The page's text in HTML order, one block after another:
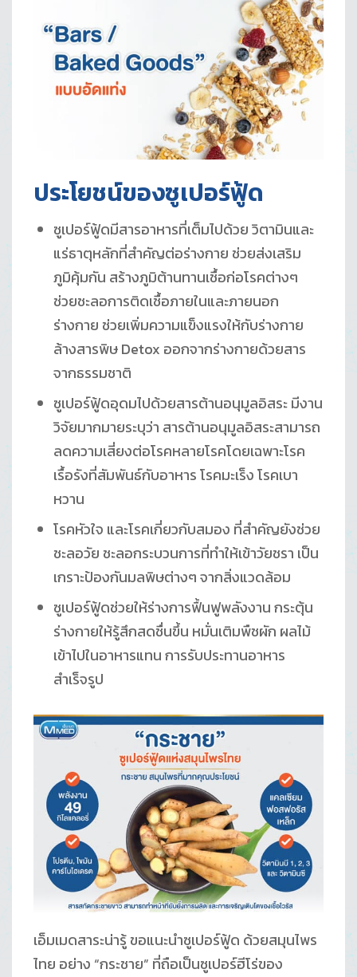
ประโยชน์ของซูเปอร์ฟู้ด
ซูเปอร์ฟู้ดมีสารอาหารที่เต็มไปด้วย วิตามินและ
แร่ธาตุหลักที่สำคัญต่อร่างกาย ช่วยส่งเสริม
ภูมิคุ้มกัน สร้างภูมิต้านทานเชื้อก่อโรคต่างๆ
ช่วยชะลอการติดเชื้อภายในและภายนอก
ร่างกาย ช่วยเพิ่มความแข็งแรงให้กับร่างกาย
ล้างสารพิษ Detox ออกจากร่างกายด้วยสาร
จากธรรมชาติ
ซูเปอร์ฟู้ดอุดมไปด้วยสารต้านอนุมูลอิสระ มีงาน
วิจัยมากมายระบุว่า สารต้านอนุมูลอิสระสามารถ
ลดความเสี่ยงต่อโรคหลายโรคโดยเฉพาะโรค
เรื้อรังที่สัมพันธ์กับอาหาร โรคมะเร็ง โรคเบา
หวาน
โรคหัวใจ และโรคเกี่ยวกับสมอง ที่สำคัญยังช่วย
ชะลอวัย ชะลอกระบวนการที่ทำให้เข้าวัยชรา เป็น
เกราะป้องกันมลพิษต่างๆ จากสิ่งแวดล้อม
ซูเปอร์ฟู้ดช่วยให้ร่างการฟื้นฟูพลังงาน กระตุ้น
ร่างกายให้รู้สึกสดชื่นขึ้น หมั่นเติมพืชผัก ผลไม้
เข้าไปในอาหารแทน การรับประทานอาหาร
สำเร็จรูป
เอ็มเมดสาระน่ารู้ ขอแนะนำซูเปอร์ฟู้ด ด้วยสมุนไพร
ไทย อย่าง “กระชาย” ที่ถือเป็นซูเปอร์ฮีโร่ของ